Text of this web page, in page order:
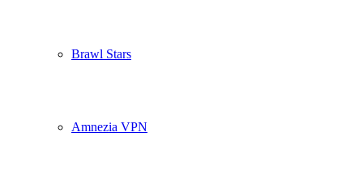
Brawl Stars
Amnezia VPN